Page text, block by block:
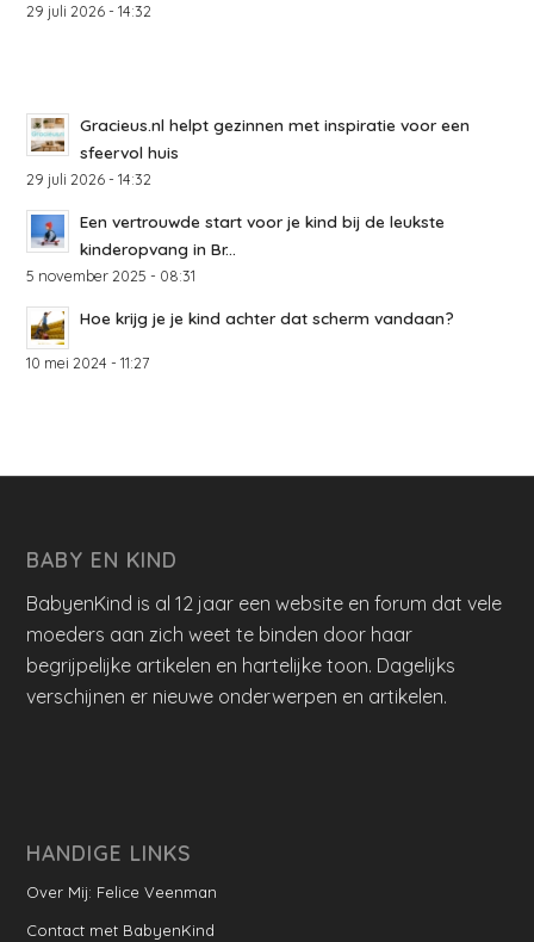
29 juli 2026 - 14:32
Gracieus.nl helpt gezinnen met inspiratie voor een
sfeervol huis
29 juli 2026 - 14:32
Een vertrouwde start voor je kind bij de leukste
kinderopvang in Br...
5 november 2025 - 08:31
Hoe krijg je je kind achter dat scherm vandaan?
10 mei 2024 - 11:27
BABY EN KIND
BabyenKind is al 12 jaar een website en forum dat vele
moeders aan zich weet te binden door haar
begrijpelijke artikelen en hartelijke toon. Dagelijks
verschijnen er nieuwe onderwerpen en artikelen.
HANDIGE LINKS
Over Mij: Felice Veenman
Contact met BabyenKind